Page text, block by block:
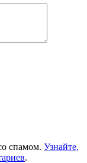
спамом. Узнайте,
.